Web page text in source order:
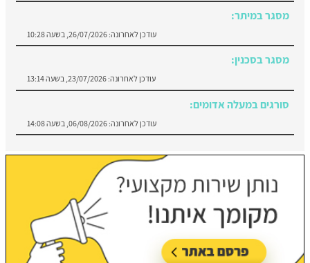
מסגר בסכנין:
עודכן לאחרונה:23/07/2026, בשעה 13:14
סורגים במעלה אדומים:
עודכן לאחרונה: 06/08/2026, בשעה 14:08